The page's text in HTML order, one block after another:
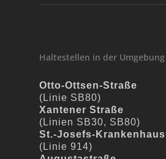
Haltestellen in der Umgebung
Otto-Ottsen-Straße
(Linie SB80)
Xantener Straße
(Linien SB30, SB80)
St.-Josefs-Krankenhaus
(Linie 914)